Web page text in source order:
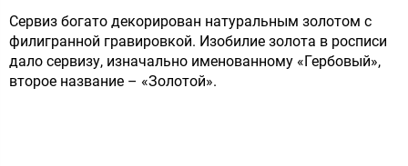
Сервиз богато декорирован натуральным золотом с
филигранной гравировкой. Изобилие золота в росписи
дало сервизу, изначально именованному «Гербовый»,
второе название – «Золотой».